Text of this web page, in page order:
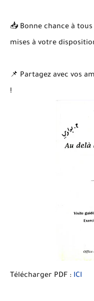
📥 Bonne chance à
mises à votre
📌 Partagez avec vos
!
Télécharger PDF : ICI